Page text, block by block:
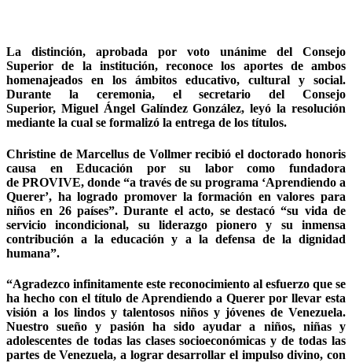
La distinción, aprobada por voto unánime del Consejo
Superior de la institución, reconoce los aportes de ambos
homenajeados en los ámbitos educativo, cultural y social.
Durante la ceremonia, el secretario del Consejo
Superior, Miguel Ángel Galíndez González, leyó la resolución
mediante la cual se formalizó la entrega de los títulos.
Christine de Marcellus de Vollmer recibió el doctorado honoris
causa en Educación por su labor como fundadora
de PROVIVE, donde “a través de su programa ‘Aprendiendo a
Querer’, ha logrado promover la formación en valores para
niños en 26 países”. Durante el acto, se destacó “su vida de
servicio incondicional, su liderazgo pionero y su inmensa
contribución a la educación y a la defensa de la dignidad
humana”.
“Agradezco infinitamente este reconocimiento al esfuerzo que se
ha hecho con el título de Aprendiendo a Querer por llevar esta
visión a los lindos y talentosos niños y jóvenes de Venezuela.
Nuestro sueño y pasión ha sido ayudar a niños, niñas y
adolescentes de todas las clases socioeconómicas y de todas las
partes de Venezuela, a lograr desarrollar el impulso divino, con